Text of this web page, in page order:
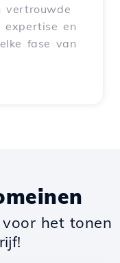
vertrouwde
expertise en
fase van
voor het tonen